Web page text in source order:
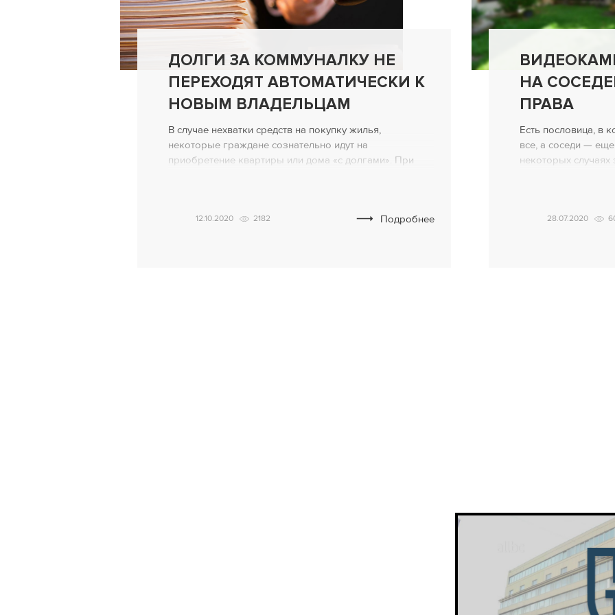
ДОЛГИ ЗА КОММУНАЛКУ НЕ
ПЕРЕХОДЯТ АВТОМАТИЧЕСКИ К
НОВЫМ ВЛАДЕЛЬЦАМ
В случае нехватки средств на покупку жилья,
некоторые граждане сознательно идут на
приобретение квартиры или дома «с долгами». При
скидки обычно покрывает задолженность с лихвой. И
12.10.2020 2182 Подробнее
НА
ПРАВА
Есть пословица, в
все, а соседи —
некоторых случаях
суд обратился
28.07.2020